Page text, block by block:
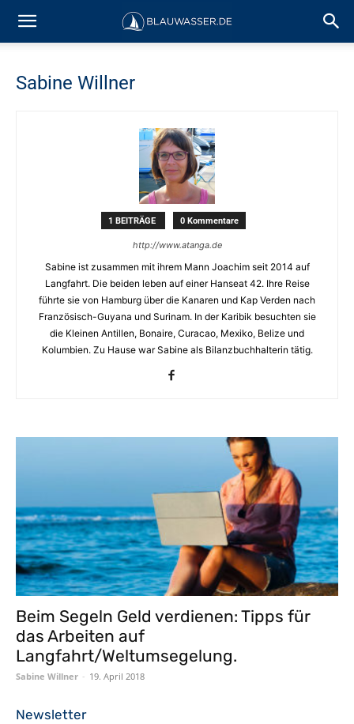
Sabine Willner
1 BEITRÄGE 0 Kommentare
http://www.atanga.de
Sabine ist zusammen mit ihrem Mann Joachim seit 2014 auf
Langfahrt. Die beiden leben auf einer Hanseat 42. Ihre Reise
führte sie von Hamburg über die Kanaren und Kap Verden nach
Französisch-Guyana und Surinam. In der Karibik besuchten sie
die Kleinen Antillen, Bonaire, Curacao, Mexiko, Belize und
Kolumbien. Zu Hause war Sabine als Bilanzbuchhalterin tätig.
Beim Segeln Geld verdienen: Tipps für
das Arbeiten auf
Langfahrt/Weltumsegelung.
Sabine Willner - 19. April 2018
Newsletter